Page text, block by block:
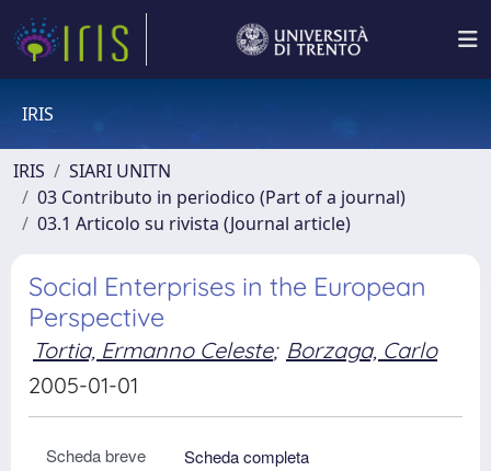
IRIS
IRIS
SIARI UNITN
03 Contributo in periodico (Part of a journal)
03.1 Articolo su rivista (Journal article)
Social Enterprises in the European
Perspective
Tortia, Ermanno Celeste; Borzaga, Carlo
2005-01-01
Scheda breve
Scheda completa